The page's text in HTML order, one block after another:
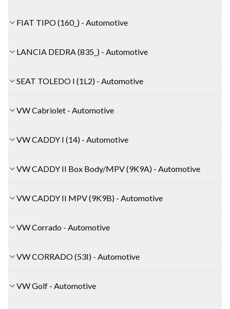
FIAT TIPO (160_) - Automotive
LANCIA DEDRA (835_) - Automotive
SEAT TOLEDO I (1L2) - Automotive
VW Cabriolet - Automotive
VW CADDY I (14) - Automotive
VW CADDY II Box Body/MPV (9K9A) - Automotive
VW CADDY II MPV (9K9B) - Automotive
VW Corrado - Automotive
VW CORRADO (53I) - Automotive
VW Golf - Automotive